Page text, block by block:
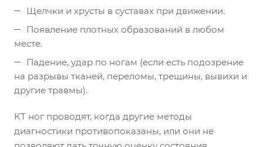
Щелчки и хрусты в суставах при движении.
Появление плотных образований в любом
месте.
Падение, удар по ногам (если есть подозрение
на разрывы тканей, переломы, трещины, вывихи и
другие травмы).
КТ ног проводят, когда другие методы
диагностики противопоказаны, или они не